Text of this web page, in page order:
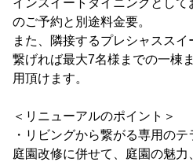
インスイートダイニングとし
のご予約と別途料金要。
また、隣接するプレシャスス
繋げれば最大7名様までの一棟
用頂けます。
＜リニューアルのポイント＞
・リビングから繋がる専用の
庭園改修に併せて、庭園の魅